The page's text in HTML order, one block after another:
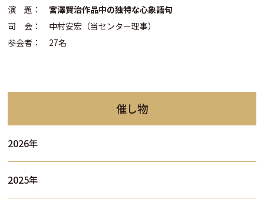
演 題： 宮澤賢治作品中の独特な心象語句
司 会： 中村安宏（当センター理事）
参会者： 27名
催し物
2026年
2025年